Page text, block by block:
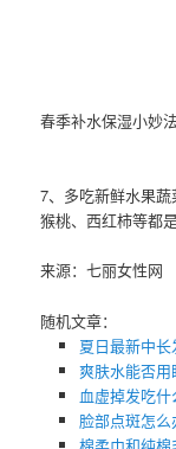
春季补水保湿小妙
7、多吃新鲜水果
猴桃、西红柿等都
来源：七丽女性网
随机文章：
夏日最新中
爽肤水能否
血虚掉发吃
脸部点斑怎么
棉柔巾和纯